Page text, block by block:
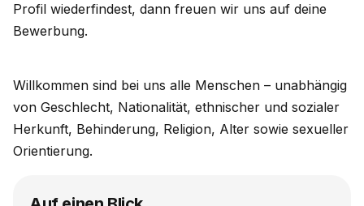
Profil wiederfindest, dann freuen wir uns auf deine
Bewerbung.
Willkommen sind bei uns alle Menschen – unabhängig
von Geschlecht, Nationalität, ethnischer und sozialer
Herkunft, Behinderung, Religion, Alter sowie sexueller
Orientierung.